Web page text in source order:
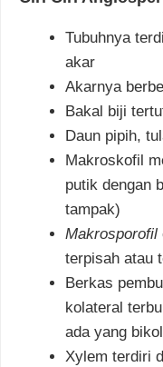
Tubuhnya
akar
Akarnya
Bakal biji
Daun pipih,
Makroskofil
putik dengan
tampak)
Makrosporofil
terpisah atau
Berkas
kolateral
ada yang
Xylem terdiri